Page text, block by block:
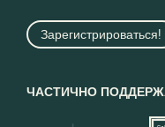
Зарегистрироваться!
ЧАСТИЧНО